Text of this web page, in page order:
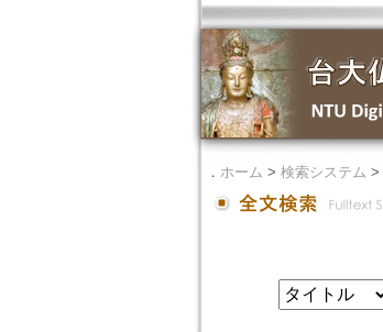
． ホーム > 検索システム >